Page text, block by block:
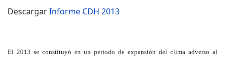
DescargarInforme CDH 2013
El 2013 se constituyó en un periodo de expansión del clima adverso al